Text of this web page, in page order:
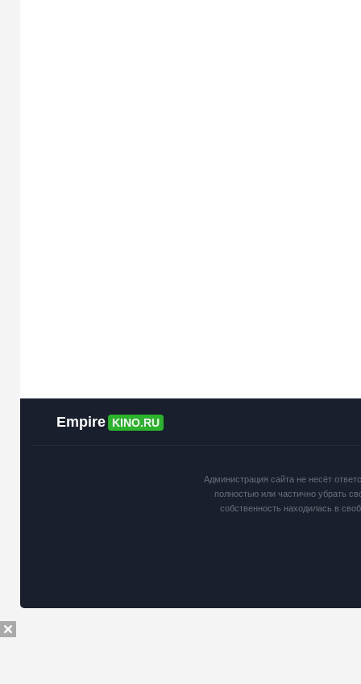
Empire KINO.RU
Администрация сайта не несёт
полностью или частично убрать
собственность находилась в